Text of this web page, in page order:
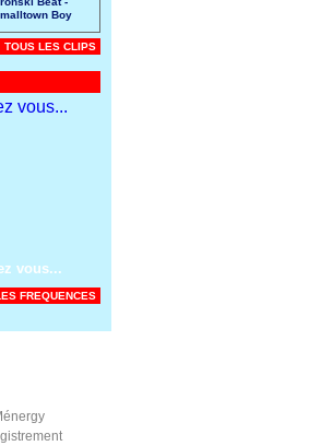
Boy
TOUS LES CLIPS
vous...
FREQUENCES